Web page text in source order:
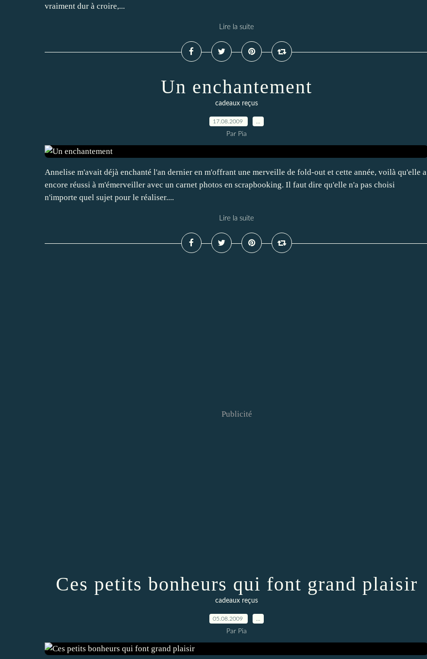
vraiment dur à croire,...
Lire la suite
Un enchantement
cadeaux reçus
17.08.2009
Par Pia
Annelise m'avait déjà enchanté l'an dernier en m'offrant une merveille de fold-out et cette année, voilà qu'elle a
encore réussi à m'émerveiller avec un carnet photos en scrapbooking. Il faut dire qu'elle n'a pas choisi
n'importe quel sujet pour le réaliser....
Lire la suite
Publicité
Ces petits bonheurs qui font grand plaisir
cadeaux reçus
05.08.2009
Par Pia